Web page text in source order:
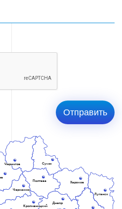
Чернигов Сумы
Полтава Харьков
Луганск
Днепр
Черкассы
Кропивницкий